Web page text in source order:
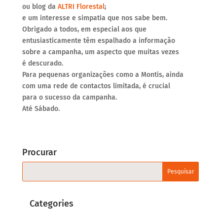
ou blog da ALTRI Florestal;
e um interesse e simpatia que nos sabe bem.
Obrigado a todos, em especial aos que
entusiasticamente têm espalhado a informação
sobre a campanha, um aspecto que muitas vezes
é descurado.
Para pequenas organizações como a Montis, ainda
com uma rede de contactos limitada, é crucial
para o sucesso da campanha.
Até Sábado.
Procurar
Categories